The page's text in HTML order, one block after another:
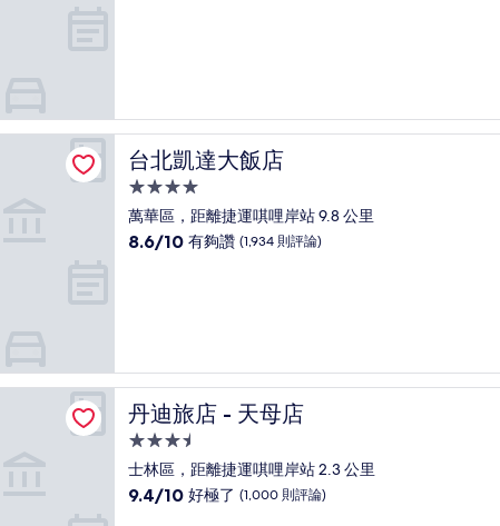
極
了，
(1,336
則
評
論)
台北凱達大飯店
台北凱達大飯店
4.0
星
級
萬華區，距離捷運唭哩岸站 9.8 公里
8.6
夠
讚，
(1,934
則
評
論)
8.6/10 有夠讚 (1,934 則評論)
丹迪旅店 - 天母店
丹迪旅店 - 天母店
3.5
星
級
士林區，距離捷運唭哩岸站 2.3 公里
9.4
9.4/10 好極了 (1,000 則評論)